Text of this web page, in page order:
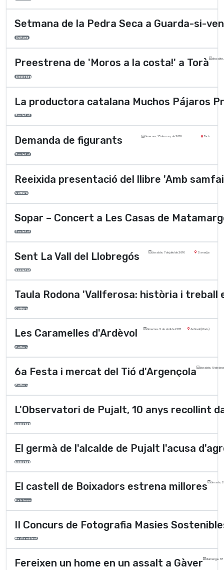
Setmana de la Pedra Seca a Guarda-si-
Cultura
Preestrena de 'Moros a la costa!' a Torà dissabte,
Societat
La productora catalana Muchos Pájaros
Societat
Demanda de figurants dimecres, 13 de març de 2019 Torà
Societat
Reeixida presentació del llibre 'Amb
Cultura
Sopar – Concert a Les Casas de
Societat
Sent La Vall del Llobregós dissabte, 7 de juliol de 2018 Sanaüja
Societat
Taula Rodona 'Vallferosa: història i treball
Cultura
Les Caramelles d'Ardèvol dimecres, 5 de abril de 2017 Ardèvol (Pinós)
Cultura
6a Festa i mercat del Tió d'Argençola dissabte, 10 de
Cultura
L'Observatori de Pujalt, 10 anys recollint
Societat
El germà de l'alcalde de Pujalt l'acusa
Societat
El castell de Boixadors estrena millores dimarts,
Patrimoni
II Concurs de Fotografia Masies
Medi ambient
Fereixen un home en un assalt a Gàver diumenge, 18